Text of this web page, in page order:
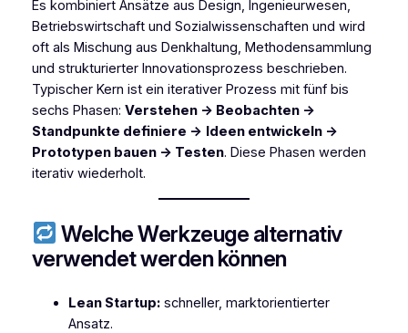
Es kombiniert Ansätze aus Design, Ingenieurwesen,
Betriebswirtschaft und Sozialwissenschaften und wird
oft als Mischung aus Denkhaltung, Methodensammlung
und strukturierter Innovationsprozess beschrieben.
Typischer Kern ist ein iterativer Prozess mit fünf bis
sechs Phasen: Verstehen → Beobachten →
Standpunkte definiere → Ideen entwickeln →
Prototypen bauen → Testen. Diese Phasen werden
iterativ wiederholt.
Welche Werkzeuge alternativ
verwendet werden können
Lean Startup:schneller, marktorientierter
Ansatz.